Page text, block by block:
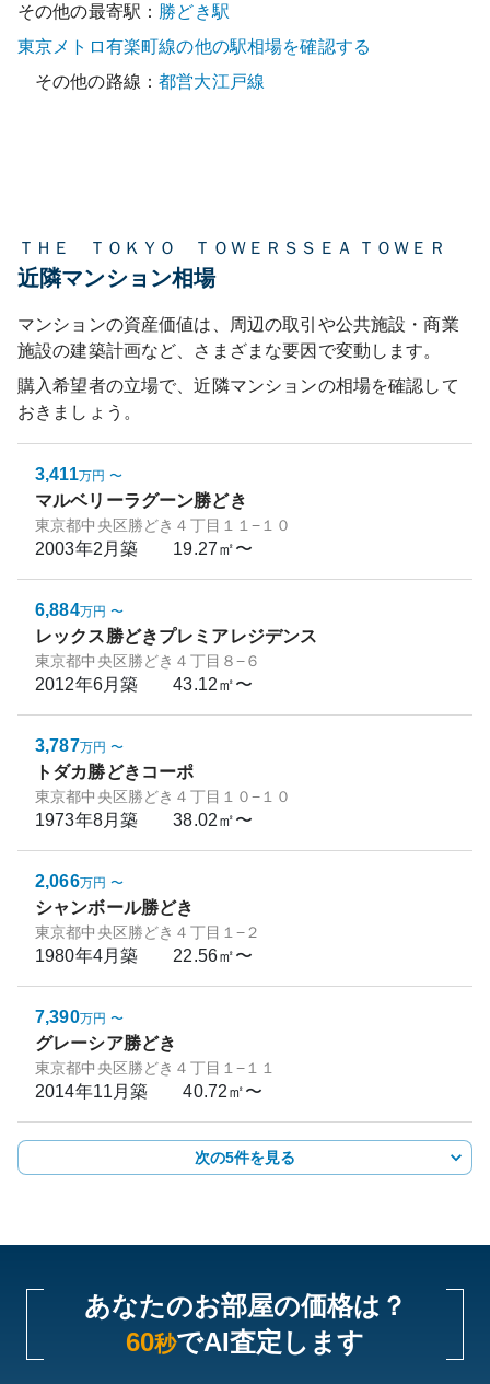
その他の最寄駅： 勝どき駅
東京メトロ有楽町線の他の駅相場を確認する
その他の路線：都営大江戸線
ＴＨＥ ＴＯＫＹＯ ＴＯＷＥＲＳＳＥＡ ＴＯＷＥＲ
近隣マンション相場
マンションの資産価値は、周辺の取引や公共施設・商業
施設の建築計画など、さまざまな要因で変動します。
購入希望者の立場で、近隣マンションの相場を確認して
おきましょう。
3,411万円 〜
マルベリーラグーン勝どき
東京都中央区勝どき４丁目１１−１０
2003年2月築 19.27㎡〜
6,884万円 〜
レックス勝どきプレミアレジデンス
東京都中央区勝どき４丁目８−６
2012年6月築 43.12㎡〜
3,787万円 〜
トダカ勝どきコーポ
東京都中央区勝どき４丁目１０−１０
1973年8月築 38.02㎡〜
2,066万円 〜
シャンボール勝どき
東京都中央区勝どき４丁目１−２
1980年4月築 22.56㎡〜
7,390万円 〜
グレーシア勝どき
東京都中央区勝どき４丁目１−１１
2014年11月築 40.72㎡〜
次の5件を見る
あなたのお部屋の価格は？
60秒でAI査定します